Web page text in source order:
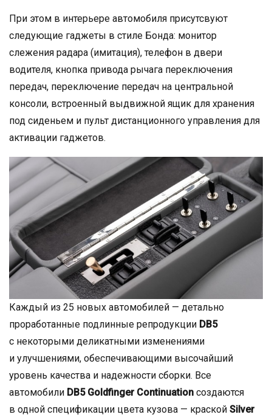
При этом в интерьере автомобиля присутсвуют
следующие гаджеты в стиле Бонда: монитор
слежения радара (имитация), телефон в двери
водителя, кнопка привода рычага переключения
передач, переключение передач на центральной
консоли, встроенный выдвижной ящик для хранения
под сиденьем и пульт дистанционного управления для
активации гаджетов.
Каждый из 25 новых автомобилей — детально
проработанные подлинные репродукции DB5
с некоторыми деликатными изменениями
и улучшениями, обеспечивающими высочайший
уровень качества и надежности сборки. Все
автомобили DB5 Goldfinger Continuation создаются
в одной спецификации цвета кузова — краской Silver